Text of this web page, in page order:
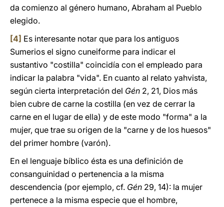
da comienzo al género humano, Abraham al Pueblo
elegido.
[4] Es interesante notar que para los antiguos
Sumerios el signo cuneiforme para indicar el
sustantivo "costilla" coincidía con el empleado para
indicar la palabra "vida". En cuanto al relato yahvista,
según cierta interpretación del Gén 2, 21, Dios más
bien cubre de carne la costilla (en vez de cerrar la
carne en el lugar de ella) y de este modo "forma" a la
mujer, que trae su origen de la "carne y de los huesos"
del primer hombre (varón).
En el lenguaje bíblico ésta es una definición de
consanguinidad o pertenencia a la misma
descendencia (por ejemplo, cf. Gén 29, 14): la mujer
pertenece a la misma especie que el hombre,